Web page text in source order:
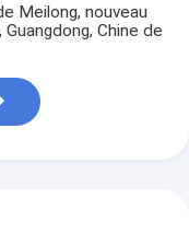
Meilong, nouveau
Chine de